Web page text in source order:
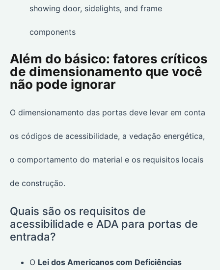
Além do básico: fatores críticos
de dimensionamento que você
não pode ignorar
O dimensionamento das portas deve levar em conta
os códigos de acessibilidade, a vedação energética,
o comportamento do material e os requisitos locais
de construção.
Quais são os requisitos de
acessibilidade e ADA para portas de
entrada?
O Lei dos Americanos com Deficiências